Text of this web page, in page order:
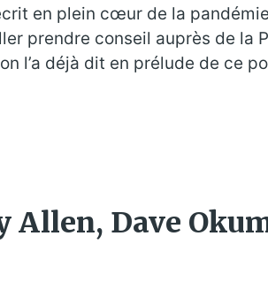
en plein cœur de la
prendre conseil auprès de la
l’a déjà dit en prélude de ce
Allen, Dave